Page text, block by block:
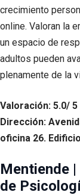
crecimiento
online. Valoran la
un espacio de
adultos pueden
plenamente de la
Valoración: 5.0/
Dirección:
oficina 26.
Mentiende
de